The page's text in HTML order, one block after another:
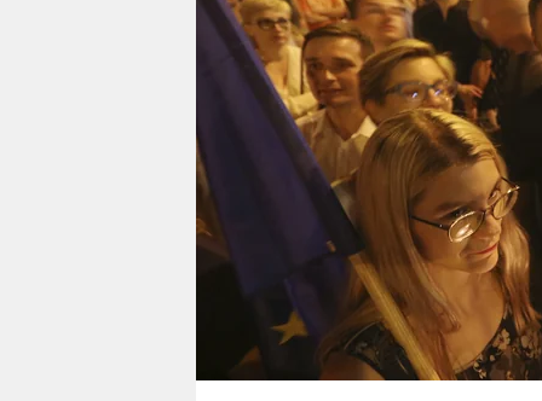
verlag
verlag
veranstaltungen
fragen & hilfe
unterstützen
genossenschaft